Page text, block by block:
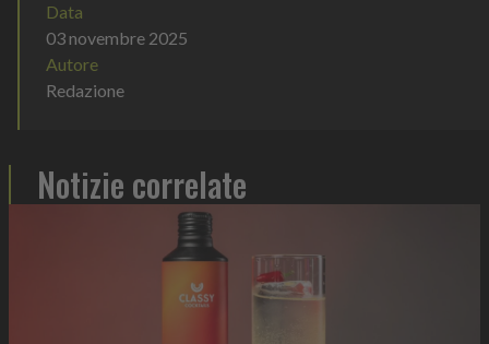
Data
03 novembre 2025
Autore
Redazione
Notizie correlate